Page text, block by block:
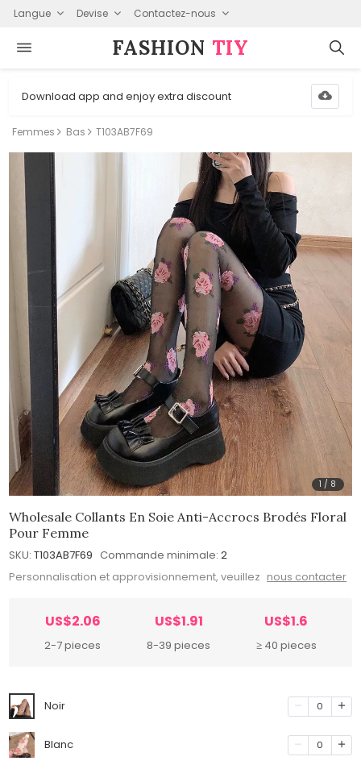
Langue Devise Contactez-nous
FASHION⁠ TIY
Download app and enjoy extra discount
Femmes Bas T103AB7F69
1 / 8
Wholesale Collants En Soie Anti-Accrocs Brodés Floral
Pour Femme
SKU: T103AB7F69 Commande minimale: 2
Personnalisation et approvisionnement, veuillez nous contacter
US$2.06
2-7 pieces
US$1.91
8-39 pieces
US$1.6
≥ 40 pieces
Noir 0
Blanc 0